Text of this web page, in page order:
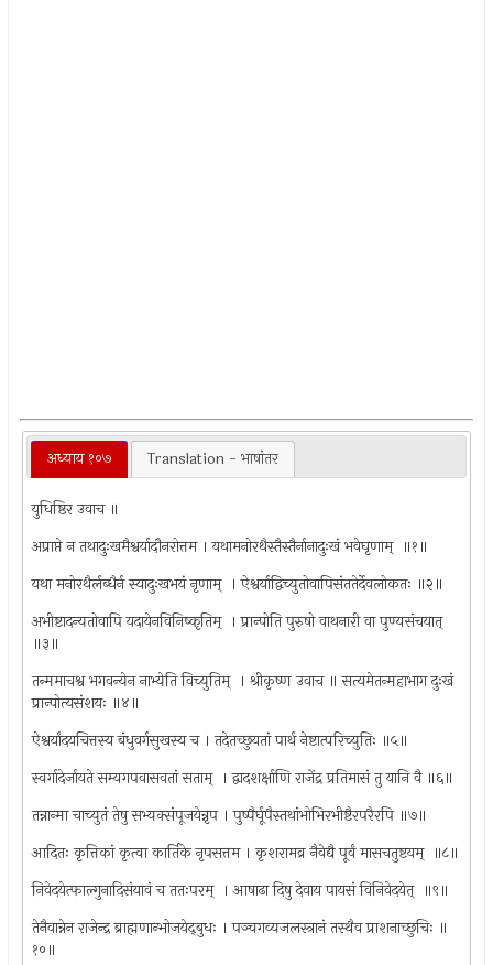
अध्याय १०७ Translation - भाषांतर
युधिष्ठिर उवाच ॥
अप्राप्ते न तथादुःखमैश्वर्यादौनरोत्तम । यथामनोरथैस्तैस्तैर्नानादुःखं भवेघृणाम् ‍ ॥१॥
यथा मनोरथैर्लब्धैर्न स्यादुःखभयं नृणाम् ‍ । ऐश्वर्याद्विच्युतोवापिसंततेर्देवलोकतः ॥२॥
अभीष्टादन्यतोवापि यदायेनविनिष्कृतिम् ‍ । प्रान्पोति पुरुषो वाथनारी वा पुण्यसंचयात् ‍
॥३॥
तन्ममाचश्व भगवन्येन नाभ्येति विच्युतिम् ‍ । श्रीकृष्ण उवाच ॥ सत्यमेतन्महाभाग दुःखं
प्रान्पोत्यसंशयः ॥४॥
ऐश्वर्यांदयचित्तस्य बंधुवर्गसुखस्य च । तदेतच्छुयतां पार्थ नेष्टात्परिच्युतिः ॥५॥
स्वर्गादेर्जायते सम्यगपवासवतां सताम् ‍ । द्वादशर्क्षाणि राजेंद्र प्रतिमासं तु यानि वै ॥६॥
तन्नान्मा चाच्युतं तेषु सभ्यक्संपूजयेन्नृप । पुष्पैर्घूपैस्तथांभोभिरभीष्टैरपरैरपि ॥७॥
आदितः कृत्तिकां कृत्वा कार्तिके नृपसत्तम । कृशरामव्र नैवेद्यै पूर्वं मासचतुष्टयम् ‍ ॥८॥
निवेदयेत्फाल्गुनादिसंयावं च ततःपरम् ‍ । आषाढा दिषु देवाय पायसं विनिवेदयेत् ‍ ॥९॥
तेनैवान्नेन राजेन्द्र ब्राह्मणान्भोजयेद्‍बुधः । पञ्चगव्यजलस्त्रानं तस्थैव प्राशनाच्छुचिः ॥
१०॥